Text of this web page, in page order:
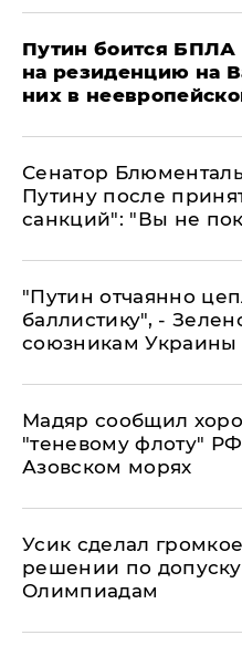
Путин боится БПЛА
на резиденцию на
них в
Сенатор
Путину после
санкций": "Вы не
"Путин отчаянно
баллистику", -
союзникам Украины
Мадяр сообщил
"теневому флоту"
Азовском морях
Усик сделал
решении по
Олимпиадам